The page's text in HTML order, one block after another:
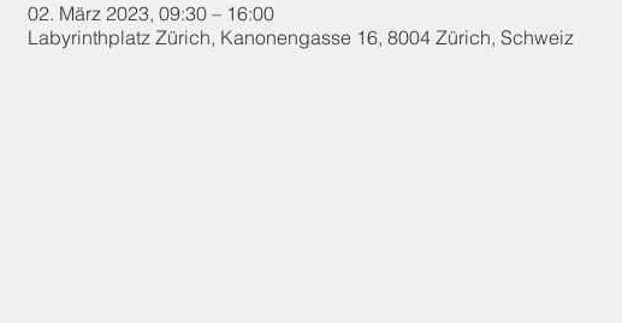
02. März 2023, 09:30 – 16:00
Labyrinthplatz Zürich, Kanonengasse 16, 8004 Zürich, Schweiz